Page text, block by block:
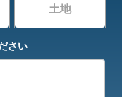
土地
さい